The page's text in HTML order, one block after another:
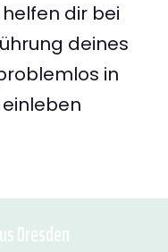
dir bei
deines
in
Dresden